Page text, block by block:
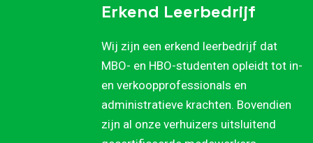
Erkend Leerbedrijf
Wij zijn een erkend leerbedrijf dat
MBO- en HBO-studenten opleidt tot in-
en verkoopprofessionals en
administratieve krachten. Bovendien
zijn al onze verhuizers uitsluitend